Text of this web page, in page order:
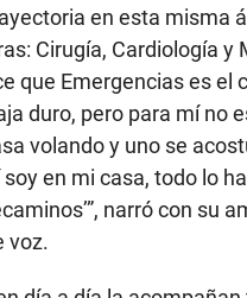
en esta misma
Cirugía, Cardiología y
que Emergencias es el
duro, pero para mí no
volando y uno se
en mi casa, todo lo
narró con su
voz.